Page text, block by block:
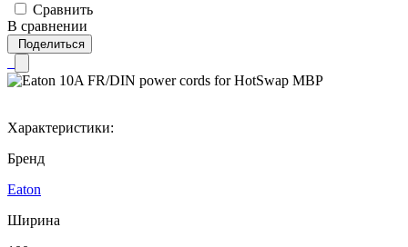
Сравнить
В сравнении
Поделиться
Характеристики:
Бренд
Eaton
Ширина